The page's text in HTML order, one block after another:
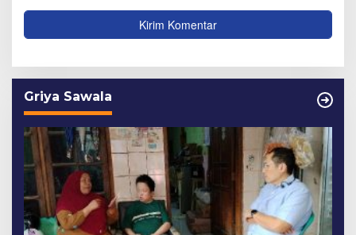
Griya Sawala